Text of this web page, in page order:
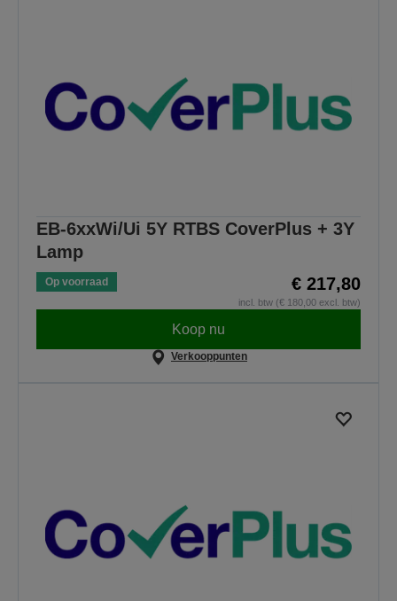
EB-6xxWi/Ui 5Y RTBS CoverPlus + 3Y
Lamp
Op voorraad € 217,80
incl. btw (€ 180,00 excl. btw)
Koop nu
Verkooppunten